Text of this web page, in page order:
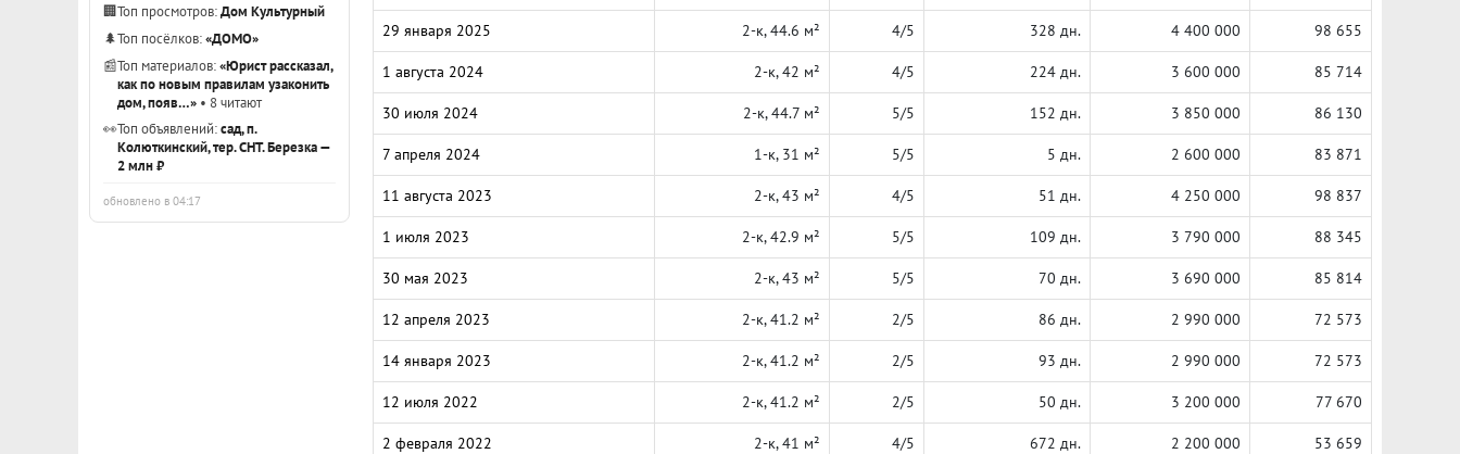
🏢Топ просмотров:Дом Культурный
🌲Топ посёлков:«ДОМО»
📰Топ материалов:«Юрист рассказал,
как по новым правилам узаконить
дом, появ…» • 8 читают
👀Топ объявлений:сад, п.
Колюткинский, тер. СНТ. Березка —
2 млн ₽
обновлено в 04:17
29 января 2025 2-к, 44.6 м² 4/5 328 дн. 4 400 000 98 655
1 августа 2024 2-к, 42 м² 4/5 224 дн. 3 600 000 85 714
30 июля 2024 2-к, 44.7 м² 5/5 152 дн. 3 850 000 86 130
7 апреля 2024 1-к, 31 м² 5/5 5 дн. 2 600 000 83 871
11 августа 2023 2-к, 43 м² 4/5 51 дн. 4 250 000 98 837
1 июля 2023 2-к, 42.9 м² 5/5 109 дн. 3 790 000 88 345
30 мая 2023 2-к, 43 м² 5/5 70 дн. 3 690 000 85 814
12 апреля 2023 2-к, 41.2 м² 2/5 86 дн. 2 990 000 72 573
14 января 2023 2-к, 41.2 м² 2/5 93 дн. 2 990 000 72 573
12 июля 2022 2-к, 41.2 м² 2/5 50 дн. 3 200 000 77 670
2 февраля 2022 2-к, 41 м² 4/5 672 дн. 2 200 000 53 659